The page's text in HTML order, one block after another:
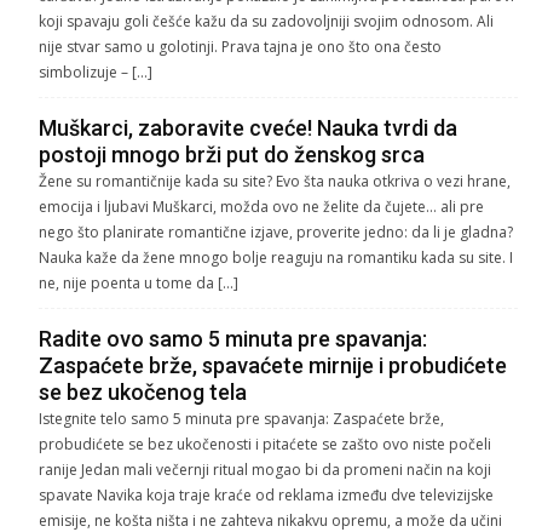
koji spavaju goli češće kažu da su zadovoljniji svojim odnosom. Ali
nije stvar samo u golotinji. Prava tajna je ono što ona često
simbolizuje – […]
Muškarci, zaboravite cveće! Nauka tvrdi da
postoji mnogo brži put do ženskog srca
Žene su romantičnije kada su site? Evo šta nauka otkriva o vezi hrane,
emocija i ljubavi Muškarci, možda ovo ne želite da čujete… ali pre
nego što planirate romantične izjave, proverite jedno: da li je gladna?
Nauka kaže da žene mnogo bolje reaguju na romantiku kada su site. I
ne, nije poenta u tome da […]
Radite ovo samo 5 minuta pre spavanja:
Zaspaćete brže, spavaćete mirnije i probudićete
se bez ukočenog tela
Istegnite telo samo 5 minuta pre spavanja: Zaspaćete brže,
probudićete se bez ukočenosti i pitaćete se zašto ovo niste počeli
ranije Jedan mali večernji ritual mogao bi da promeni način na koji
spavate Navika koja traje kraće od reklama između dve televizijske
emisije, ne košta ništa i ne zahteva nikakvu opremu, a može da učini